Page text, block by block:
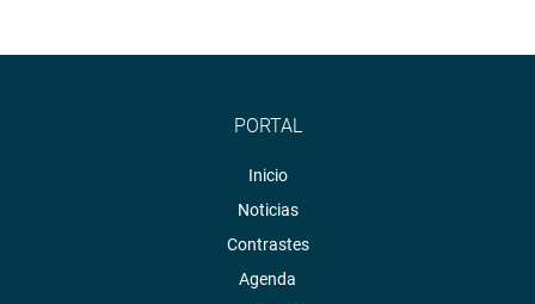
PORTAL
Inicio
Noticias
Contrastes
Agenda